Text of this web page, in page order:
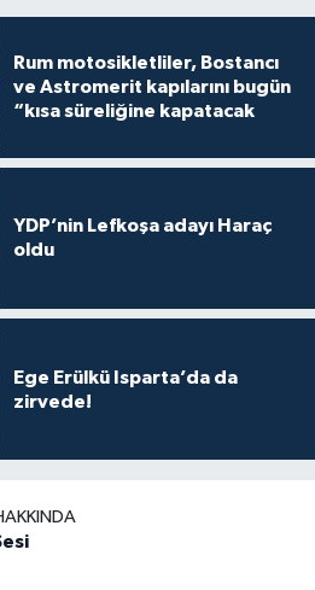
Rum motosikletliler, Bostancı
ve Astromerit kapılarını bugün
“kısa süreliğine kapatacak
YDP’nin Lefkoşa adayı Haraç
oldu
Ege Erülkü Isparta’da da
zirvede!